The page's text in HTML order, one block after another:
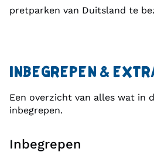
pretparken van Duitsland te
INBEGREPEN &
Een overzicht van alles wat in
inbegrepen.
Inbegrepen